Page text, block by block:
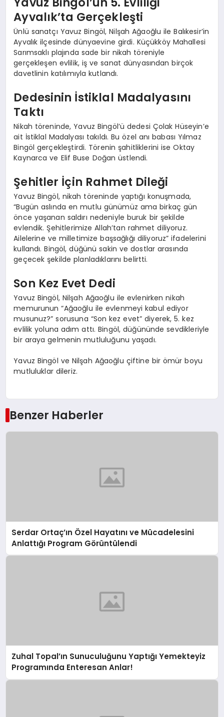
Ayvalık’ta Gerçekleşti
Ünlü sanatçı Yavuz Bingöl, Nilşah Ağaoğlu ile Balıkesir’in
Ayvalık ilçesinde dünyaevine girdi. Küçükköy Mahallesi
Sarımsaklı plajında sade bir nikah töreniyle
gerçekleşen evlilik, iş ve sanat dünyasından birçok
davetlinin katılımıyla kutlandı.
Dedesinin İstiklal Madalyasını
Taktı
Nikah töreninde, Yavuz Bingöl’ü dedesi Çolak Hüseyin’e
ait İstiklal Madalyası takıldı. Bu özel anı babası Yılmaz
Bingöl gerçekleştirdi. Törenin şahitliklerini ise Oktay
Kaynarca ve Elif Buse Doğan üstlendi.
Şehitler İçin Rahmet Dileği
Yavuz Bingöl, nikah töreninde yaptığı konuşmada,
“Bugün aslında en mutlu günümüz ama birkaç gün
önce yaşanan saldırı nedeniyle buruk bir şekilde
evlendik. Şehitlerimize Allah’tan rahmet diliyoruz.
Ailelerine ve milletimize başsağlığı diliyoruz” ifadelerini
kullandı. Bingöl, düğünü sakin ve dostlar arasında
geçecek şekilde planladıklarını belirtti.
Son Kez Evet Dedi
Yavuz Bingöl, Nilşah Ağaoğlu ile evlenirken nikah
memurunun “Ağaoğlu ile evlenmeyi kabul ediyor
musunuz?” sorusuna “Son kez evet” diyerek, 5. kez
evlilik yoluna adım attı. Bingöl, düğününde sevdikleriyle
bir araya gelmenin mutluluğunu yaşadı.
Yavuz Bingöl ve Nilşah Ağaoğlu çiftine bir ömür boyu
mutluluklar dileriz.
Benzer Haberler
Serdar Ortaç’ın Özel Hayatını ve Mücadelesini
Anlattığı Program Görüntülendi
Zuhal Topal’ın Sunuculuğunu Yaptığı Yemekteyiz
Programında Enteresan Anlar!